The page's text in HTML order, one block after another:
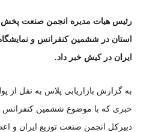
رئیس هیات مدیره انجمن صنعت پخش
استان در ششمین کنفرانس و
ایران در کیش خبر داد.
به گزارش بازاریابی پلاس به نقل
خبری که با موضوع ششمین
دبیرکل انجمن صنعت توزیع ایران و